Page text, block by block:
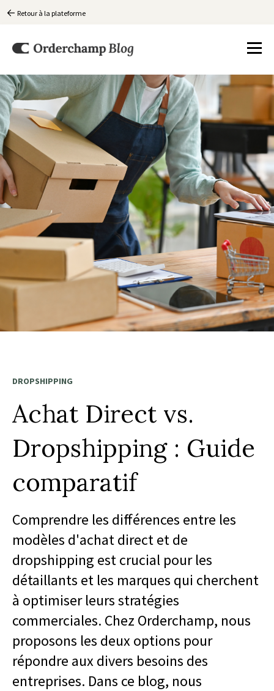
Retour à la plateforme
DROPSHIPPING
Achat Direct vs.
Dropshipping : Guide
comparatif
Comprendre les différences entre les
modèles d'achat direct et de
dropshipping est crucial pour les
détaillants et les marques qui cherchent
à optimiser leurs stratégies
commerciales. Chez Orderchamp, nous
proposons les deux options pour
répondre aux divers besoins des
entreprises. Dans ce blog, nous